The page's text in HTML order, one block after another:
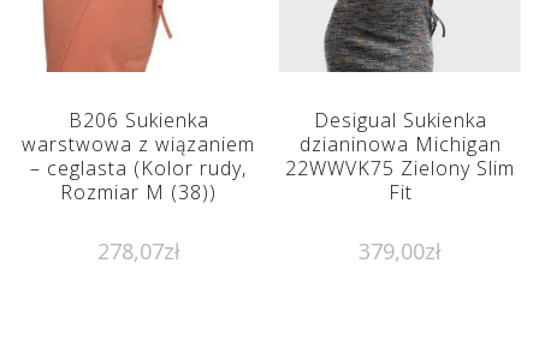
B206 Sukienka
warstwowa z wiązaniem
– ceglasta (Kolor rudy,
Rozmiar M (38))
278,07zł
Desigual Sukienka
dzianinowa Michigan
22WWVK75 Zielony Slim
Fit
379,00zł